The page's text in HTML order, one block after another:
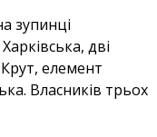
зупинці
дві
елемент
Власників трьох